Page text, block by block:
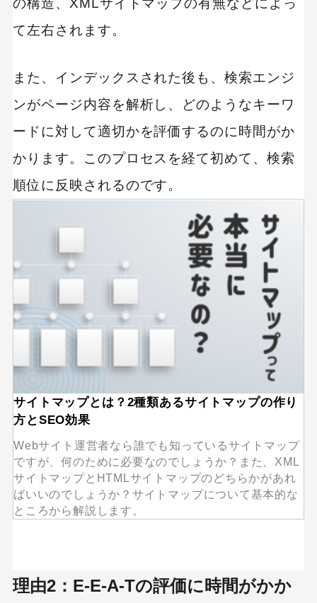
て左右されます。
また、インデックスされた後も、検索エンジ
ンがページ内容を解析し、どのようなキーワ
ードに対して適切かを評価するのに時間がか
かります。このプロセスを経て初めて、検索
順位に反映されるのです。
サイトマップとは？2種類あるサイトマップの作り
方とSEO効果
Webサイト運営者なら誰でも知っているサイトマップ
ですが、何のために必要なのでしょうか？また、XML
サイトマップとHTMLサイトマップのどちらかがあれ
ばいいのでしょうか？サイトマップについて基本的な
ところから解説します。
理由2：E-E-A-Tの評価に時間がかか